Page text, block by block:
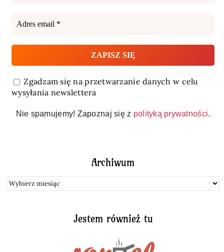
Zgadzam się na przetwarzanie danych w celu
wysyłania newslettera
Nie spamujemy! Zapoznaj się z polityką prywatności.
Archiwum
Archiwum
Jestem również tu